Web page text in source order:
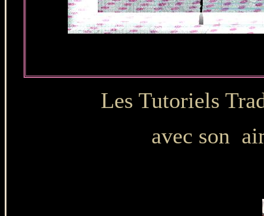
Les Tutoriels
avec son